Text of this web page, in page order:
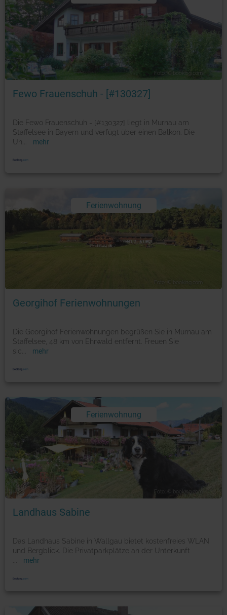
Foto: © booking.com
Fewo Frauenschuh - [#130327]
Die Fewo Frauenschuh - [#130327] liegt in Murnau am
Staffelsee in Bayern und verfügt über einen Balkon. Die
Un
mehr
Ferienwohnung
Foto: © booking.com
Georgihof Ferienwohnungen
Die Georgihof Ferienwohnungen begrüßen Sie in Murnau am
Staffelsee, 48 km von Ehrwald entfernt. Freuen Sie
sic
mehr
Ferienwohnung
Foto: © booking.com
Landhaus Sabine
Das Landhaus Sabine in Wallgau bietet kostenfreies WLAN
und Bergblick. Die Privatparkplätze an der Unterkunft
mehr